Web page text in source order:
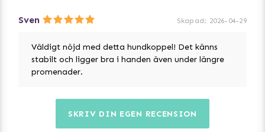
Sven Skapad: 2026-04-29
Väldigt nöjd med detta hundkoppel! Det känns
stabilt och ligger bra i handen även under längre
promenader.
SKRIV DIN EGEN RECENSION